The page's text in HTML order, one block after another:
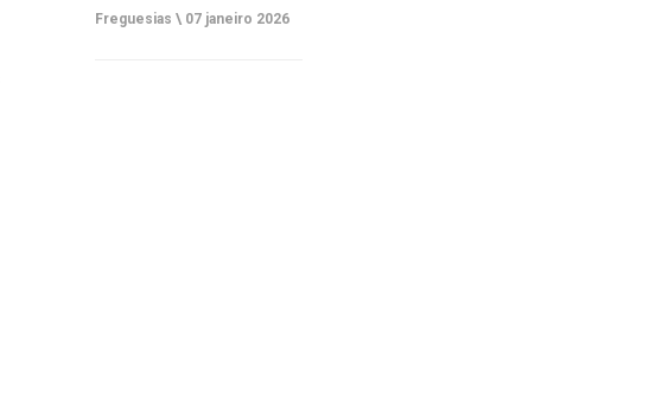
Freguesias \ 07 janeiro 2026